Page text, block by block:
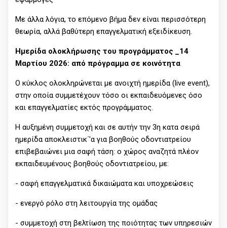
Με άλλα λόγια, το επόμενο βήμα δεν είναι περισσότερη
θεωρία, αλλά βαθύτερη επαγγελματική εξειδίκευση.
Ημερίδα ολοκλήρωσης του προγράμματος _14
Μαρτίου 2026: από πρόγραμμα σε κοινότητα
Ο κύκλος ολοκληρώνεται με ανοιχτή ημερίδα (live event),
στην οποία συμμετέχουν τόσο οι εκπαιδευόμενες όσο
και επαγγελματίες εκτός προγράμματος.
Η αυξημένη συμμετοχή και σε αυτήν την 3η κατα σειρά
ημερίδα αποκλειστικ΄'α για βοηθούς οδοντιατρείου
επιβεβαιώνει μια σαφή τάση: ο χώρος αναζητά πλέον
εκπαιδευμένους βοηθούς οδοντιατρείου, με:
- σαφή επαγγελματικά δικαιώματα και υποχρεώσεις
- ενεργό ρόλο στη λειτουργία της ομάδας
- συμμετοχή στη βελτίωση της ποιότητας των υπηρεσιών